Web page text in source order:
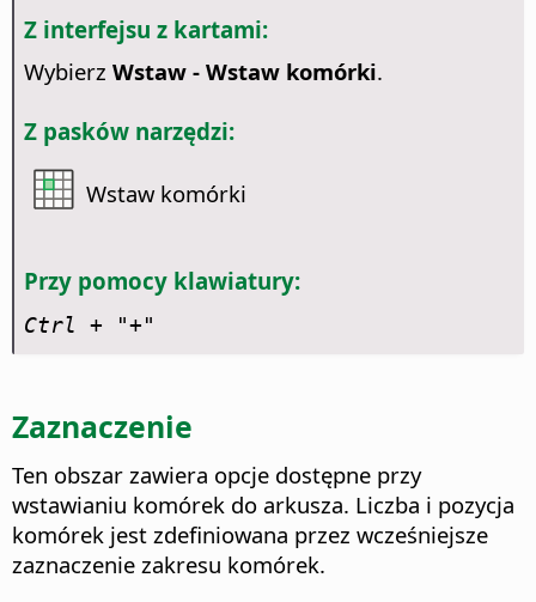
Z interfejsu z kartami:
Wybierz Wstaw - Wstaw komórki.
Z pasków narzędzi:
Wstaw komórki
Przy pomocy klawiatury:
Ctrl + "+"
Zaznaczenie
Ten obszar zawiera opcje dostępne przy
wstawianiu komórek do arkusza. Liczba i pozycja
komórek jest zdefiniowana przez wcześniejsze
zaznaczenie zakresu komórek.